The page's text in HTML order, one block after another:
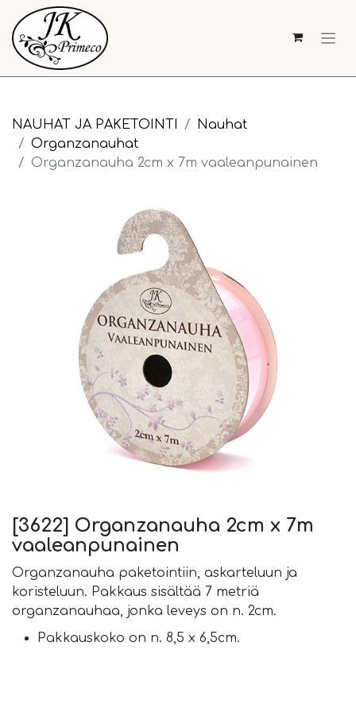
NAUHAT JA PAKETOINTI
Nauhat
Organzanauhat
Organzanauha 2cm x 7m vaaleanpunainen
[3622] Organzanauha 2cm x 7m
vaaleanpunainen
Organzanauha paketointiin, askarteluun ja
koristeluun. Pakkaus sisältää 7 metriä
organzanauhaa, jonka leveys on n. 2cm.
Pakkauskoko on n. 8,5 x 6,5cm.